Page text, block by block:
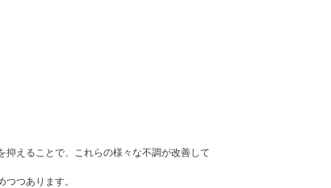
抑えることで、これらの様々な不調が改善して
つあります。